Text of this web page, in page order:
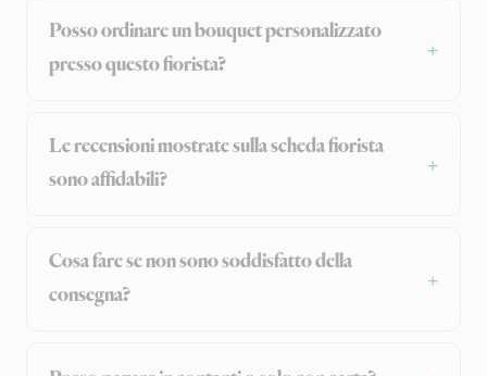
Posso ordinare un bouquet personalizzato
presso questo fiorista?
Le recensioni mostrate sulla scheda fiorista
sono affidabili?
Cosa fare se non sono soddisfatto della
consegna?